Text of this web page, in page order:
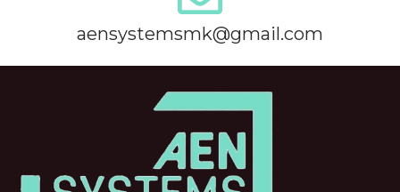
aensystemsmk@gmail.com